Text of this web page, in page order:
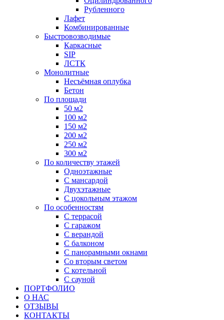
Рубленного
Лафет
Комбинированные
Быстровозводимые
Каркасные
SIP
ЛСТК
Монолитные
Несъёмная оплубка
Бетон
По площади
50 м2
100 м2
150 м2
200 м2
250 м2
300 м2
По количеству этажей
Одноэтажные
С мансардой
Двухэтажные
С цокольным этажом
По особенностям
С террасой
С гаражом
С верандой
С балконом
С панорамными окнами
Со вторым светом
С котельной
С сауной
ПОРТФОЛИО
О НАС
ОТЗЫВЫ
КОНТАКТЫ